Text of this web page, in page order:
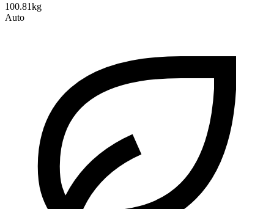
100.81kg
Auto